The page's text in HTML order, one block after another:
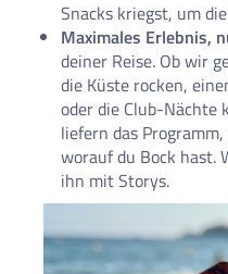
Snacks kriegst, um
Maximales Erlebnis,
deiner Reise. Ob wir
die Küste rocken,
oder die Club-Nächte
liefern das
worauf du Bock hast.
ihn mit Storys.